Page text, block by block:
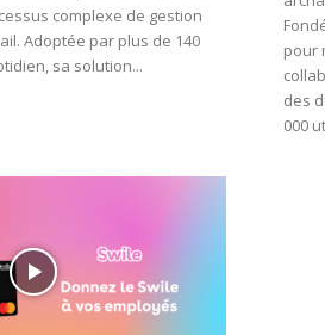
complexe de gestion
Adoptée par plus de 140
sa solution...
pour
des
000